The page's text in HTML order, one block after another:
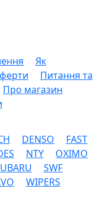
Як
Питання та
Про магазин
DENSO
FAST
NTY
OXIMO
SWF
WIPERS